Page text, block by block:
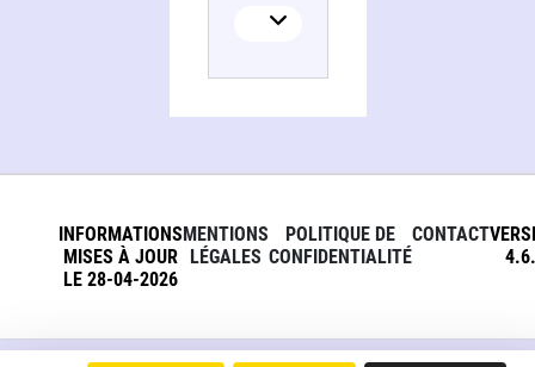
INFORMATIONS
MISES À JOUR
LE 28-04-2026
MENTIONS
LÉGALES
POLITIQUE DE
CONFIDENTIALITÉ
CONTACT